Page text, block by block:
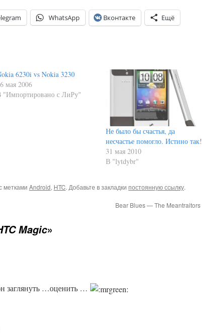
WhatsApp Вконтакте Ещё
6230i vs Nokia 3230
мая 2006
"Импортировано с ЛиРу"
Не было бы счастья, да
несчастье помогло. Истино так!
31 мая 2010
В "lytdybr"
метками Android, HTC. Добавьте в закладки постоянную ссылку.
Bear Blues — The Meantraitors
Magic»
заглянуть …оценить …